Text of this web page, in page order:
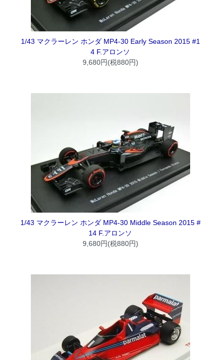
1/43 マクラーレン ホンダ MP4-30 Early Season 2015 #1
4 F.アロンソ
9,680円(税880円)
1/43 マクラーレン ホンダ MP4-30 Middle Season 2015 #
14 F.アロンソ
9,680円(税880円)